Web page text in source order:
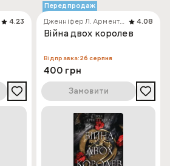
4.23
Передпродаж
Дженніфер Л. Арментраут
4.08
Війна двох королев
Відправка:26 серпня
400 грн
Замовити